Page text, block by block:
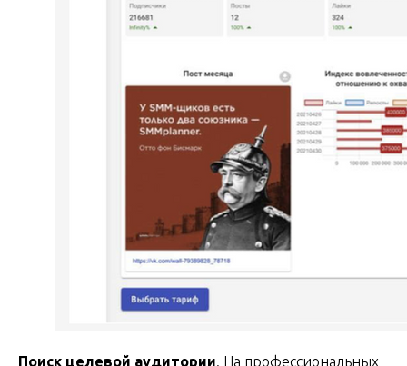
Поиск целевой аудитории. На профессиональных